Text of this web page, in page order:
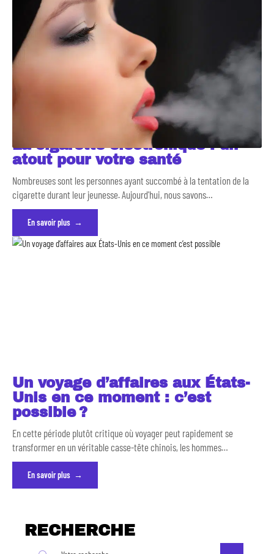
La cigarette électronique : un
atout pour votre santé
Nombreuses sont les personnes ayant succombé à la tentation de la
cigarette durant leur jeunesse. Aujourd'hui, nous savons…
En savoir plus
Un voyage d’affaires aux États-
Unis en ce moment : c’est
possible ?
En cette période plutôt critique où voyager peut rapidement se
transformer en un véritable casse-tête chinois, les hommes…
En savoir plus
RECHERCHE